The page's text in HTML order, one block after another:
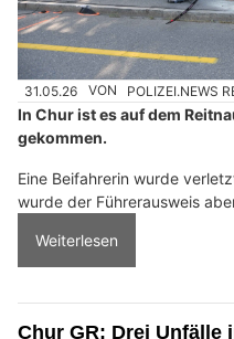
31.05.26 VON POLIZEI.NEWS
In Chur ist es auf dem
gekommen.
Eine Beifahrerin wurde
wurde der Führerausweis
Weiterlesen
Chur GR: Drei Unfälle